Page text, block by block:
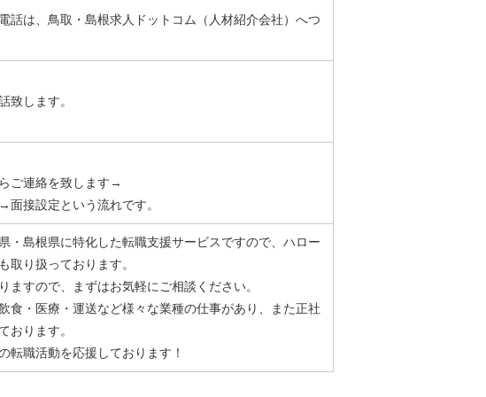
話は、鳥取・島根求人ドットコム（人材紹介会社）へつ
致します。
ご連絡を致します→
接設定という流れです。
・島根県に特化した転職支援サービスですので、ハロー
取り扱っております。
ますので、まずはお気軽にご相談ください。
食・医療・運送など様々な業種の仕事があり、また正社
おります。
転職活動を応援しております！